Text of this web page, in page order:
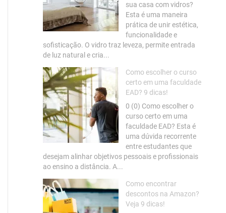
sua casa com vidros?
Esta é uma maneira
prática de unir estética,
funcionalidade e
sofisticação. O vidro traz leveza, permite entrada
de luz natural e cria...
Como escolher o curso
certo em uma faculdade
EAD? 9 dicas!
0 (0) Como escolher o
curso certo em uma
faculdade EAD? Esta é
uma dúvida recorrente
entre estudantes que
desejam alinhar objetivos pessoais e profissionais
ao ensino a distância. A...
Como encontrar
descontos na Amazon?
Veja 9 dicas!